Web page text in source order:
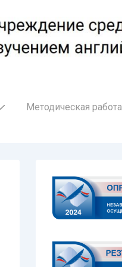
Методическая работа